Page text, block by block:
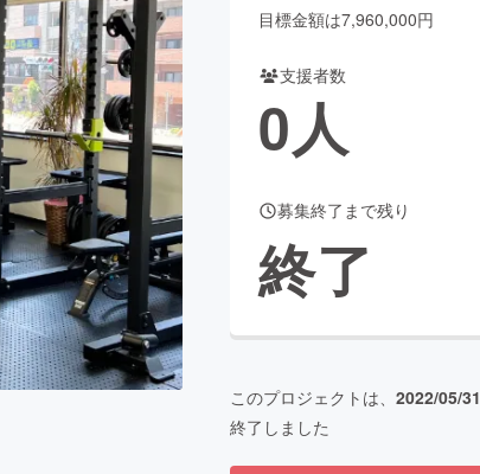
アニメ・漫画
ビューティー・ヘルスケア
GoodCAMPFIRE Creation
さと納税machi-ya コミュニティ
目標金額は7,960,000円
支援者数
0人
募集終了まで残り
終了
このプロジェクトは、 2022/05/31
終了しました